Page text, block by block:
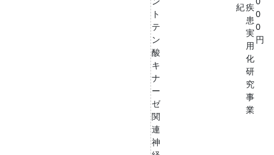
ト
テ
ン
酸
キ
ナ
ー
ゼ
関
連
神
紀疾
患
実
用
化
研
究
事
業
0
0
円